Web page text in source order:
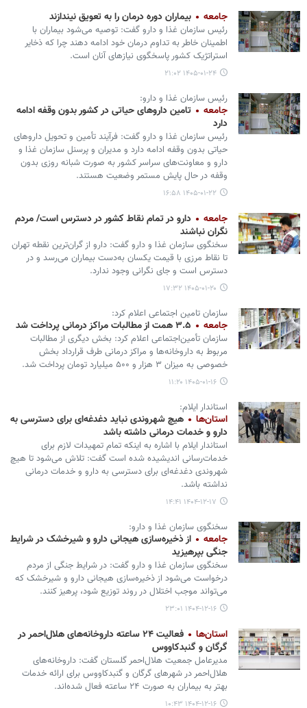
جامعه بیماران دوره درمان را به تعویق نیندازند
رئیس سازمان غذا و دارو گفت: توصیه می‌شود بیماران با
اطمینان خاطر به تداوم درمان خود ادامه دهند چرا که ذخایر
استراتژیک کشور پاسخگوی نیازهای آنان است.
۱۴۰۵-۰۱-۲۴ ۲۱:۰۲
رئیس سازمان غذا و دارو:
جامعه
تامین داروهای حیاتی در کشور بدون وقفه ادامه
دارد
رئیس سازمان غذا و دارو گفت: فرآیند تأمین و تحویل داروهای
حیاتی بدون وقفه ادامه دارد و مدیران و پرسنل سازمان غذا و
دارو و معاونت‌های سراسر کشور به صورت شبانه روزی بدون
وقفه در حال پایش مستمر وضعیت هستند.
۱۴۰۵-۰۱-۲۲ ۱۶:۵۸
جامعه
دارو در تمام نقاط کشور در دسترس است/ مردم
نگران نباشند
سخنگوی سازمان غذا و دارو گفت: دارو از گران‌ترین نقطه تهران
تا نقاط مرزی با قیمت یکسان به‌دست بیماران می‌رسد و در
دسترس است و جای نگرانی وجود ندارد.
۱۴۰۵-۰۱-۲۰ ۱۷:۳۲
سازمان تامین اجتماعی اعلام کرد:
جامعه ۳.۵ همت از مطالبات مراکز درمانی پرداخت شد
سازمان تأمین‌اجتماعی اعلام کرد: بخش دیگری از مطالبات
مربوط به داروخانه‌ها و مراکز درمانی طرف قرارداد بخش
خصوصی به میزان ۳ هزار و ۵۰۰ میلیارد تومان پرداخت شد.
۱۴۰۵-۰۱-۱۶ ۱۱:۲۰
استاندار ایلام:
استان‌ها
هیچ شهروندی نباید دغدغه‌ای برای دسترسی به
دارو و خدمات درمانی داشته باشد
استاندار ایلام با اشاره به اینکه تمام تمهیدات لازم برای
خدمات‌رسانی اندیشیده شده است گفت: تلاش می‌شود تا هیچ
شهروندی دغدغه‌ای برای دسترسی به دارو و خدمات درمانی
نداشته باشد.
۱۴۰۴-۱۲-۱۷ ۱۴:۴۱
سخنگوی سازمان غذا و دارو:
جامعه
از ذخیره‌سازی هیجانی دارو و شیرخشک در شرایط
جنگی بپرهیزید
سخنگوی سازمان غذا و دارو گفت: در شرایط جنگی از مردم
درخواست می‌شود از ذخیره‌سازی هیجانی دارو و شیرخشک که
می‌تواند موجب اختلال در روند توزیع شود، پرهیز کنند.
۱۴۰۴-۱۲-۱۶ ۲۳:۰۱
استان‌ها
فعالیت ۲۴ ساعته داروخانه‌های هلال‌احمر در
گرگان و گنبدکاووس
مدیرعامل جمعیت هلال‌احمر گلستان گفت: داروخانه‌های
هلال‌احمر در شهرهای گرگان و گنبدکاووس برای ارائه خدمات
بهتر به بیماران به صورت ۲۴ ساعته فعال شده‌اند.
۱۴۰۴-۱۲-۱۶ ۱۰:۴۳